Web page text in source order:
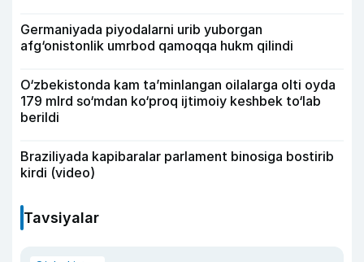
Germaniyada piyodalarni urib yuborgan
afg‘onistonlik umrbod qamoqqa hukm qilindi
O‘zbekistonda kam ta’minlangan oilalarga olti oyda
179 mlrd so‘mdan ko‘proq ijtimoiy keshbek to‘lab
berildi
Braziliyada kapibaralar parlament binosiga bostirib
kirdi (video)
Tavsiyalar